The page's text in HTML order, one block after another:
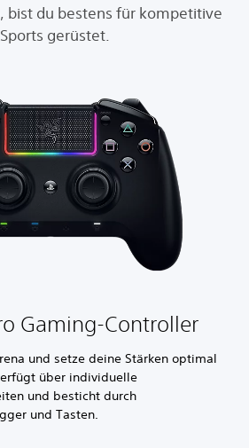
bist du bestens für kompetitive
gerüstet.
Gaming-Controller
und setze deine Stärken optimal
über individuelle
und besticht durch
und Tasten.